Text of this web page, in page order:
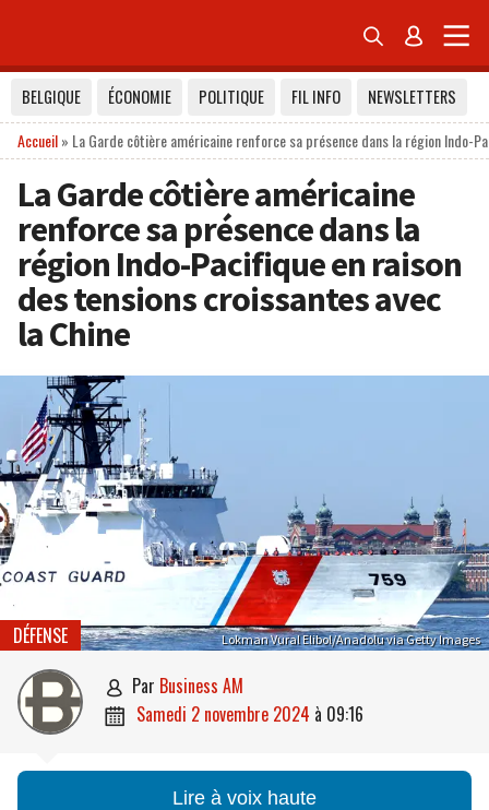
 
BELGIQUE ÉCONOMIE POLITIQUE FIL INFO
NEWSLETTERS
Accueil» La Garde côtière américaine renforce sa présence dans la région Indo-
La Garde côtière américaine
renforce sa présence dans la
région Indo-Pacifique en raison
des tensions croissantes avec
la Chine
Lokman Vural Elibol/Anadolu via Getty Images
DÉFENSE
 par Business AM
 samedi 2 novembre 2024 à 09:16
Lire à voix haute